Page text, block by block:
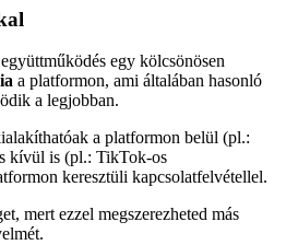
egy kölcsönösen
a platformon, ami általában hasonló
a legjobban.
a platformon belül (pl.:
kívül is (pl.: TikTok-os
keresztüli kapcsolatfelvétellel.
mert ezzel megszerezheted más